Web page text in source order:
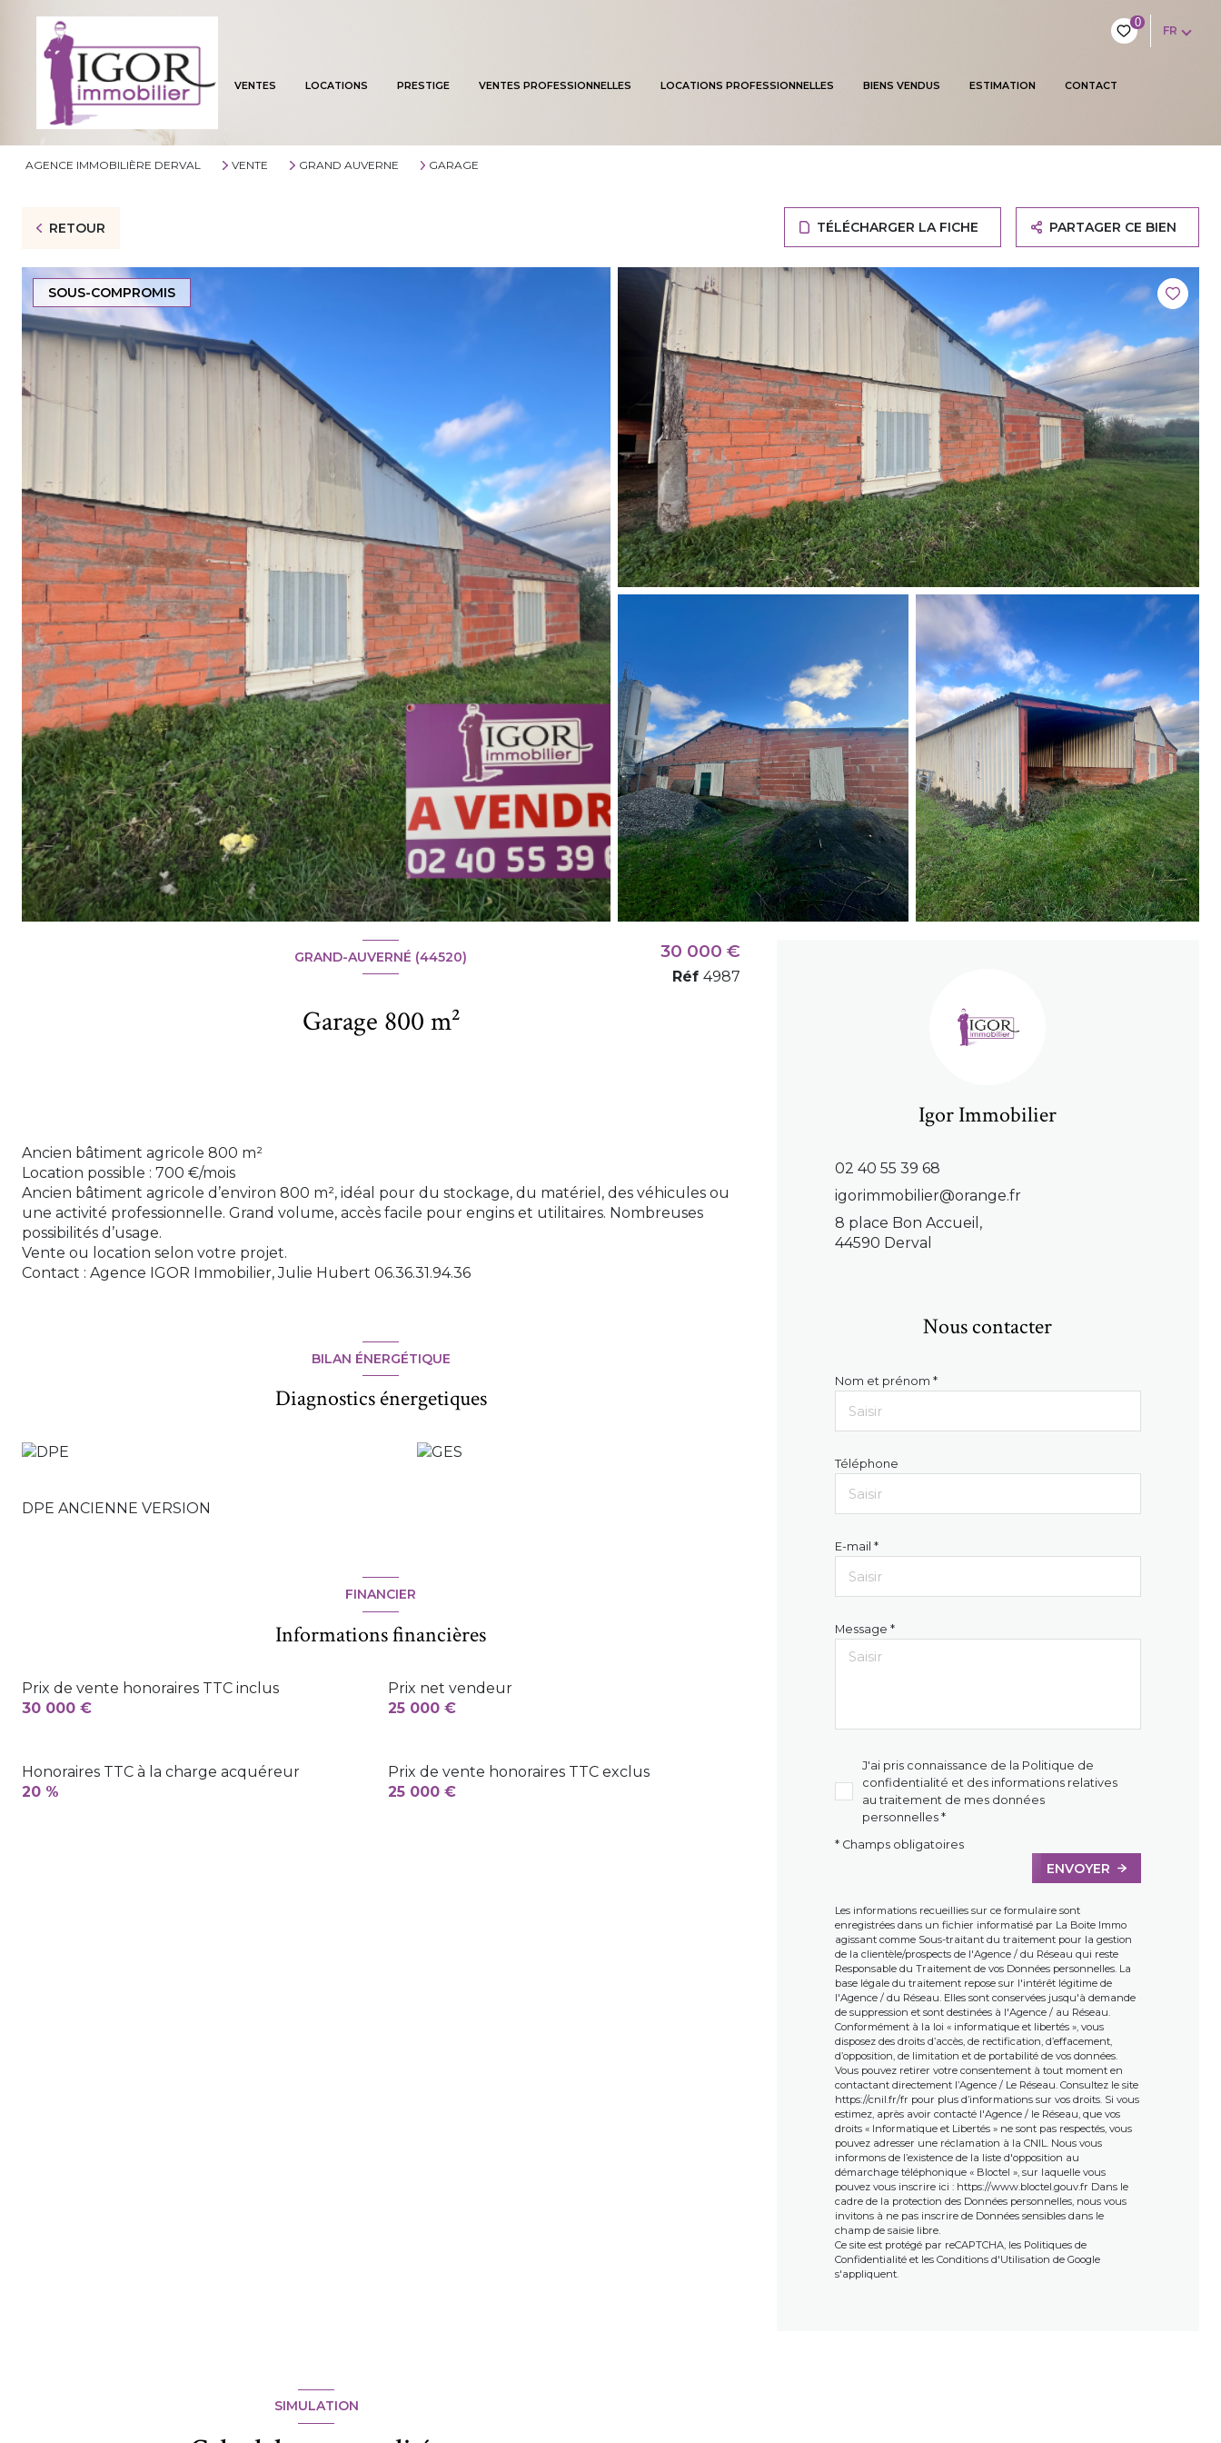
0
FR
VENTES LOCATIONS PRESTIGE VENTES PROFESSIONNELLES LOCATIONS PROFESSIONNELLES BIENS VENDUS ESTIMATION CONTACT
AGENCE IMMOBILIÈRE DERVAL VENTE GRAND AUVERNE GARAGE
RETOUR TÉLÉCHARGER LA FICHE PARTAGER CE BIEN
SOUS-COMPROMIS
GRAND-AUVERNÉ (44520)
Garage 800 m²
30 000 €
Réf 4987
Ancien bâtiment agricole 800 m²
Location possible : 700 €/mois
Ancien bâtiment agricole d’environ 800 m², idéal pour du stockage, du matériel, des véhicules ou
une activité professionnelle. Grand volume, accès facile pour engins et utilitaires. Nombreuses
possibilités d’usage.
Vente ou location selon votre projet.
Contact : Agence IGOR Immobilier, Julie Hubert 06.36.31.94.36
BILAN ÉNERGÉTIQUE
Diagnostics énergetiques
DPE ANCIENNE VERSION
FINANCIER
Informations financières
Prix de vente honoraires TTC inclus
30 000 €
Prix net vendeur
25 000 €
Prix de vente honoraires TTC exclus
25 000 €
Honoraires TTC à la charge acquéreur
20 %
Igor Immobilier
02 40 55 39 68
igorimmobilier@orange.fr
8 place Bon Accueil,
44590 Derval
Nous contacter
Nom et prénom *
Téléphone
E-mail *
Message *
J'ai pris connaissance de la Politique de
confidentialité et des informations relatives
au traitement de mes données
personnelles *
* Champs obligatoires
ENVOYER
Les informations recueillies sur ce formulaire sont
enregistrées dans un fichier informatisé par La Boite Immo
agissant comme Sous-traitant du traitement pour la gestion
de la clientèle/prospects de l'Agence / du Réseau qui reste
Responsable du Traitement de vos Données personnelles. La
base légale du traitement repose sur l'intérêt légitime de
l'Agence / du Réseau. Elles sont conservées jusqu'à demande
de suppression et sont destinées à l'Agence / au Réseau.
Conformément à la loi « informatique et libertés », vous
disposez des droits d’accès, de rectification, d’effacement,
d’opposition, de limitation et de portabilité de vos données.
Vous pouvez retirer votre consentement à tout moment en
contactant directement l’Agence / Le Réseau. Consultez le site
https://cnil.fr/fr pour plus d’informations sur vos droits. Si vous
estimez, après avoir contacté l'Agence / le Réseau, que vos
droits « Informatique et Libertés » ne sont pas respectés, vous
pouvez adresser une réclamation à la CNIL. Nous vous
informons de l’existence de la liste d'opposition au
démarchage téléphonique « Bloctel », sur laquelle vous
pouvez vous inscrire ici : https://www.bloctel.gouv.fr Dans le
cadre de la protection des Données personnelles, nous vous
invitons à ne pas inscrire de Données sensibles dans le
champ de saisie libre.
Ce site est protégé par reCAPTCHA, les Politiques de
Confidentialitéet les Conditions d'Utilisation de Google
s'appliquent.
SIMULATION